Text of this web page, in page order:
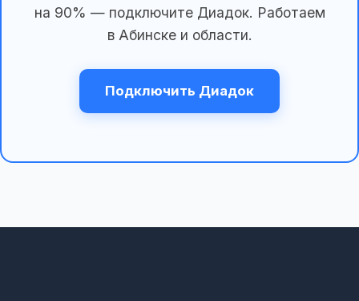
на 90% — подключите Диадок. Работаем
в Абинске и области.
Подключить Диадок